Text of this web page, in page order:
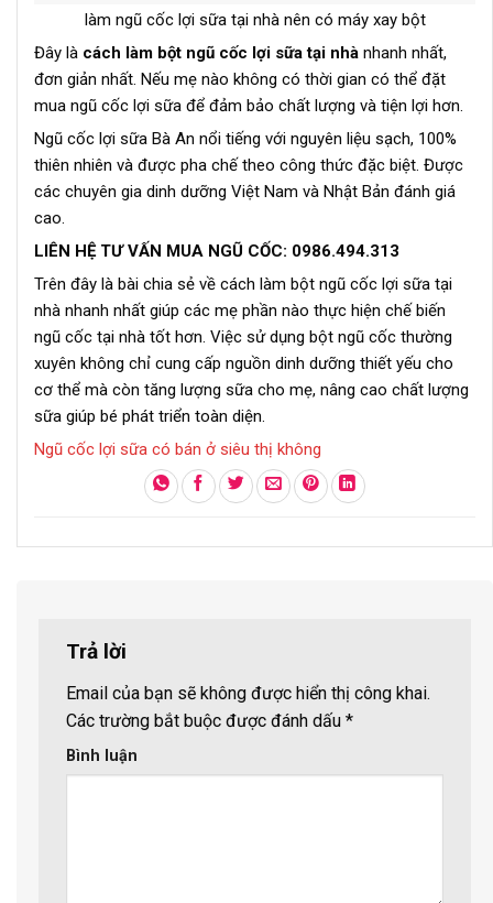
làm ngũ cốc lợi sữa tại nhà nên có máy xay bột
Đây là cách làm bột ngũ cốc lợi sữa tại nhà nhanh nhất,
đơn giản nhất. Nếu mẹ nào không có thời gian có thể đặt
mua ngũ cốc lợi sữa để đảm bảo chất lượng và tiện lợi hơn.
Ngũ cốc lợi sữa Bà An nổi tiếng với nguyên liệu sạch, 100%
thiên nhiên và được pha chế theo công thức đặc biệt. Được
các chuyên gia dinh dưỡng Việt Nam và Nhật Bản đánh giá
cao.
LIÊN HỆ TƯ VẤN MUA NGŨ CỐC: 0986.494.313
Trên đây là bài chia sẻ về cách làm bột ngũ cốc lợi sữa tại
nhà nhanh nhất giúp các mẹ phần nào thực hiện chế biến
ngũ cốc tại nhà tốt hơn. Việc sử dụng bột ngũ cốc thường
xuyên không chỉ cung cấp nguồn dinh dưỡng thiết yếu cho
cơ thể mà còn tăng lượng sữa cho mẹ, nâng cao chất lượng
sữa giúp bé phát triển toàn diện.
Ngũ cốc lợi sữa có bán ở siêu thị không
Trả lời
Email của bạn sẽ không được hiển thị công khai.
Các trường bắt buộc được đánh dấu *
Bình luận